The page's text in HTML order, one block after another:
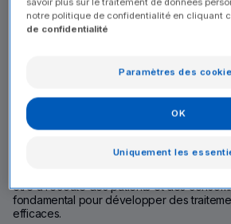
être à l’écoute des patients et des
fondamental pour développer des
efficaces.
notre politique de confidentialité en cliquant
de confidentialité
Paramètres des
Uniquement les
OK